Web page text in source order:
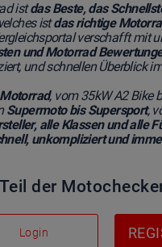
istdas Beste, das
istdas richtige
verschafft mit
und Motorrad
und schnellen Überblick
, vom35kW A2 Bike
Supermoto bis Supersport,
alle Klassen und alle
unkompliziert und
der
Login